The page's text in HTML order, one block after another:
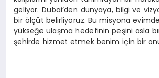
geliyor. Dubai’den dünyaya, bilgi ve
bir ölçüt belirliyoruz. Bu misyona
yükseğe ulaşma hedefinin peşini asla
şehirde hizmet etmek benim için bir